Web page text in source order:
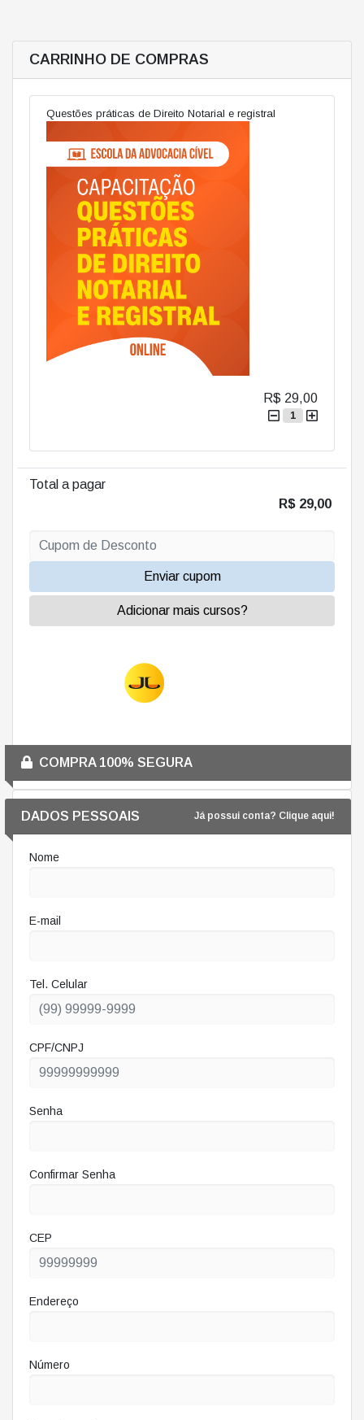
DADOS PESSOAIS Já possui conta? Clique aqui!
Nome
E-mail
Tel. Celular
CPF/CNPJ
Senha
Confirmar Senha
CEP
Endereço
Número
CARRINHO DE COMPRAS
Questões práticas de Direito Notarial e registral
R$ 29,00
1
Total a pagar
R$ 29,00
Enviar cupom
Adicionar mais cursos?
COMPRA 100% SEGURA